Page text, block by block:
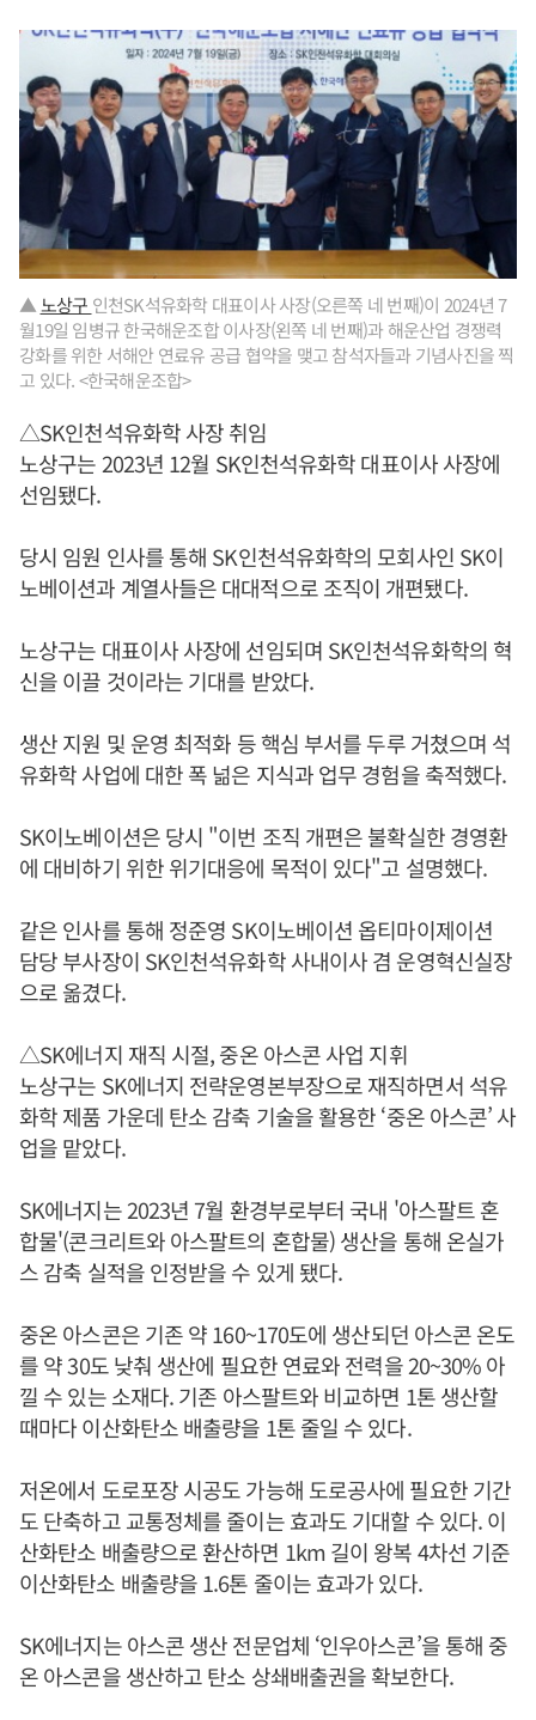
▲노상구 인천SK석유화학 대표이사 사장(오른쪽 네 번째)이 2024년 7
월19일 임병규 한국해운조합 이사장(왼쪽 네 번째)과 해운산업 경쟁력
강화를 위한 서해안 연료유 공급 협약을 맺고 참석자들과 기념사진을 찍
고 있다. <한국해운조합>
△SK인천석유화학 사장 취임
노상구는 2023년 12월 SK인천석유화학 대표이사 사장에
선임됐다.
당시 임원 인사를 통해 SK인천석유화학의 모회사인 SK이
노베이션과 계열사들은 대대적으로 조직이 개편됐다.
노상구는 대표이사 사장에 선임되며 SK인천석유화학의 혁
신을 이끌 것이라는 기대를 받았다.
생산 지원 및 운영 최적화 등 핵심 부서를 두루 거쳤으며 석
유화학 사업에 대한 폭 넒은 지식과 업무 경험을 축적했다.
SK이노베이션은 당시 "이번 조직 개편은 불확실한 경영환
에 대비하기 위한 위기대응에 목적이 있다"고 설명했다.
같은 인사를 통해 정준영 SK이노베이션 옵티마이제이션
담당 부사장이 SK인천석유화학 사내이사 겸 운영혁신실장
으로 옮겼다.
△SK에너지 재직 시절, 중온 아스콘 사업 지휘
노상구는 SK에너지 전략운영본부장으로 재직하면서 석유
화학 제품 가운데 탄소 감축 기술을 활용한 ‘중온 아스콘’ 사
업을 맡았다.
SK에너지는 2023년 7월 환경부로부터 국내 '아스팔트 혼
합물'(콘크리트와 아스팔트의 혼합물) 생산을 통해 온실가
스 감축 실적을 인정받을 수 있게 됐다.
중온 아스콘은 기존 약 160~170도에 생산되던 아스콘 온도
를 약 30도 낮춰 생산에 필요한 연료와 전력을 20~30% 아
낄 수 있는 소재다. 기존 아스팔트와 비교하면 1톤 생산할
때마다 이산화탄소 배출량을 1톤 줄일 수 있다.
저온에서 도로포장 시공도 가능해 도로공사에 필요한 기간
도 단축하고 교통정체를 줄이는 효과도 기대할 수 있다. 이
산화탄소 배출량으로 환산하면 1km 길이 왕복 4차선 기준
이산화탄소 배출량을 1.6톤 줄이는 효과가 있다.
SK에너지는 아스콘 생산 전문업체 ‘인우아스콘’을 통해 중
온 아스콘을 생산하고 탄소 상쇄배출권을 확보한다.